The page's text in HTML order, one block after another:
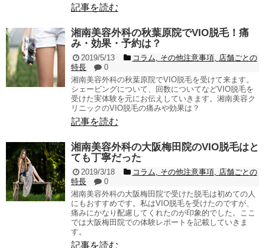
記事を読む
湘南美容外科の秋葉原院でVIO脱毛！痛
み・効果・予約は？
2019/5/13 コラム, その他注意事項, 店舗ごとの
特長
0
湘南美容外科の秋葉原院でVIO脱毛を受けて来ます。
シェービングについて、回数についてなどVIO脱毛を
受けた実体験を元にお伝えしていきます。湘南美容ク
リニックのVIO脱毛の痛みや効果は？
記事を読む
湘南美容外科の大阪梅田院のVIO脱毛はと
ても丁寧だった
2019/3/18 コラム, その他注意事項, 店舗ごとの
特長
0
湘南美容外科の大阪梅田院で受けた脱毛は初めての人
にもおすすめです。私はVIO脱毛を受けたのですが、
痛みにかなり配慮してくれたのが印象的でした。ここ
では大阪梅田院での体験レポートを記載していきま
す。
記事を読む